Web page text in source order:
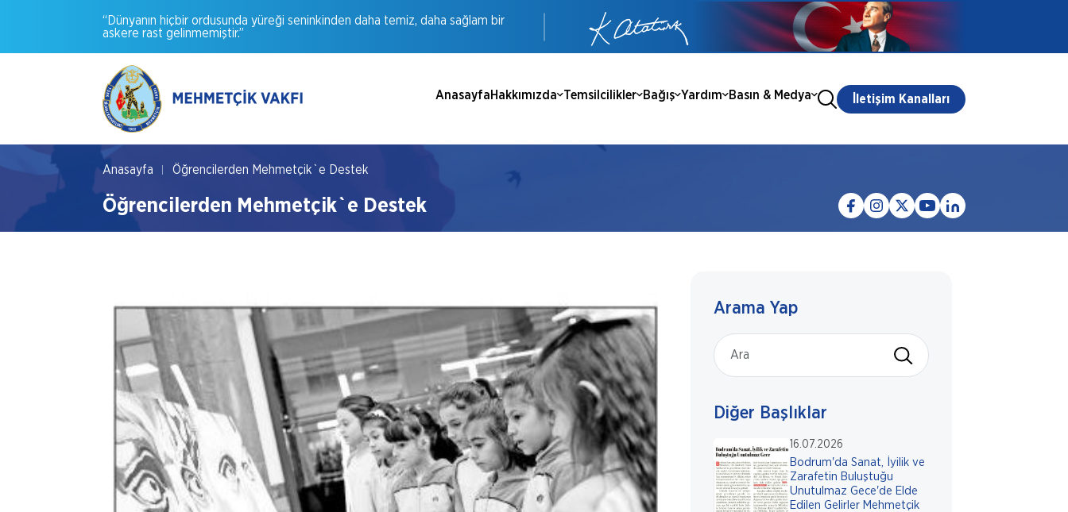
“Dünyanın hiçbir ordusunda yüreği seninkinden daha temiz, daha sağlam bir
askere rast gelinmemiştir.”
AnasayfaHakkımızda Temsilcilikler Bağış Yardım Basın & Medya İletişim Kanalları
Anasayfa Öğrencilerden Mehmetçik`e Destek
Öğrencilerden Mehmetçik`e Destek
Arama Yap
Diğer Başlıklar
16.07.2026
Bodrum'da Sanat, İyilik ve
Zarafetin Buluştuğu
Unutulmaz Gece'de Elde
Edilen Gelirler Mehmetçik